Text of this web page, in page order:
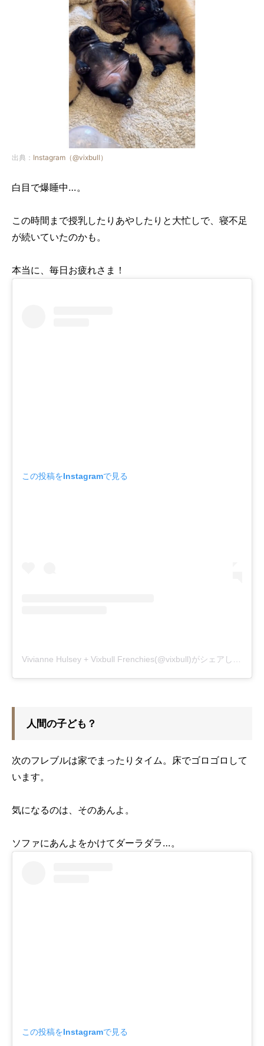
出典： Instagram（@vixbull）
白目で爆睡中…。
この時間まで授乳したりあやしたりと大忙しで、寝不足
が続いていたのかも。
本当に、毎日お疲れさま！
この投稿をInstagramで見る
人間の子ども？
次のフレブルは家でまったりタイム。床でゴロゴロして
います。
気になるのは、そのあんよ。
ソファにあんよをかけてダーラダラ…。
この投稿をInstagramで見る